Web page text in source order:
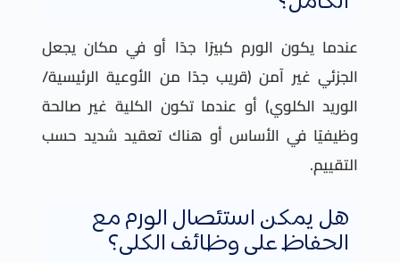
عندما يكون الورم كبيرًا جدًا أو في مكان يجعل
الجزئي غير آمن (قريب جدًا من الأوعية الرئيسية/
الوريد الكلوي) أو عندما تكون الكلية غير صالحة
وظيفيًا في الأساس أو هناك تعقيد شديد حسب
التقييم.
هل يمكن استئصال الورم مع
الحفاظ على وظائف الكلى؟